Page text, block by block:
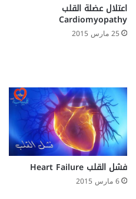
اعتلال عضلة القلب
Cardiomyopathy
25 مارس 2015
فشل القلب Heart Failure
6 مارس 2015